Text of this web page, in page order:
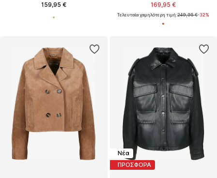
159,95 € 169,95 €
Τελευταία χαμηλότερη τιμή:249,95 €-32%
Νέα
ΠΡΟΣΦΟΡΑ